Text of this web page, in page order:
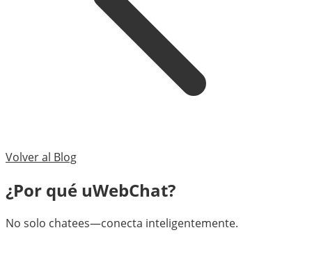
Volver al Blog
¿Por qué uWebChat?
No solo chatees—conecta inteligentemente.